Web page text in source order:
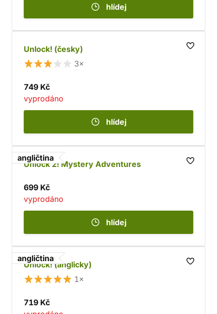
hlídej
Unlock! (česky)
3×
749 Kč
vyprodáno
hlídej
angličtina
Unlock 2! Mystery Adventures
699 Kč
vyprodáno
hlídej
angličtina
Unlock! (anglicky)
1×
719 Kč